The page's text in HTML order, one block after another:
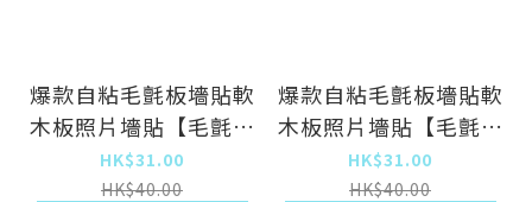
爆款自粘毛氈板墻貼軟
木板照片墻貼【毛氈六
邊形粉色】
HK$31.00
HK$40.00
爆款自粘毛氈板墻貼軟
木板照片墻貼【毛氈六
邊形黃色】
HK$31.00
HK$40.00